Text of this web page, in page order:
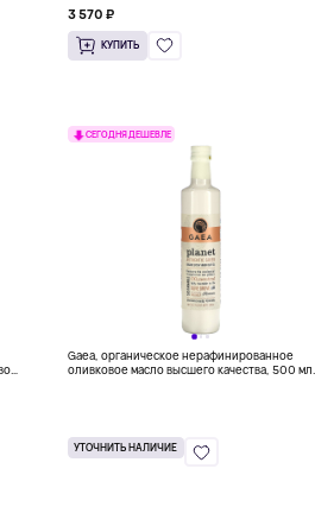
3 570 ₽
КУПИТЬ
СЕГОДНЯ ДЕШЕВЛЕ
Gaea, органическое нерафинированное
оливковое масло высшего качества, 500 мл
УТОЧНИТЬ НАЛИЧИЕ